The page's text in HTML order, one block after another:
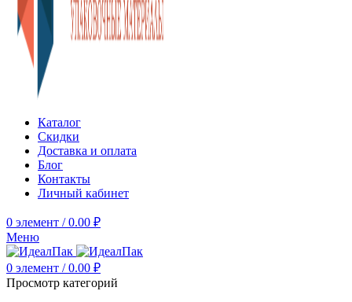
Каталог
Скидки
Доставка и оплата
Блог
Контакты
Личный кабинет
0 элемент / 0.00 ₽
Меню
0 элемент / 0.00 ₽
Просмотр категорий